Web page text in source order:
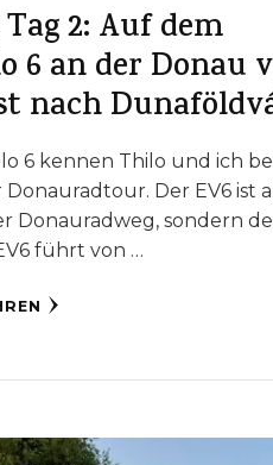
2: Auf dem
6 an der Donau
nach
6 kennen Thilo und ich
Der EV6 ist
Donauradweg, sondern
führt von …